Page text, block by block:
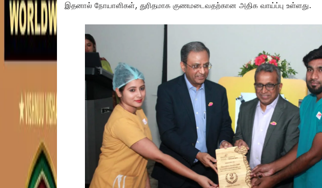
இதனால் நோயாளிகள், துரிதமாக குணமடைவதற்கான அதிக வாய்ப்பு உள்ளது.